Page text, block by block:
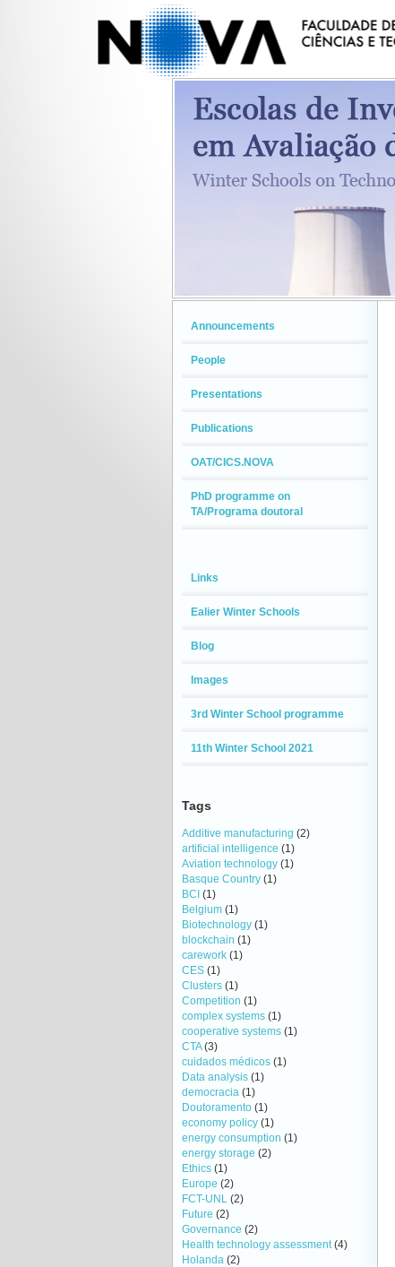
Announcements
People
Presentations
Publications
OAT/CICS.NOVA
PhD programme on
TA/Programa doutoral
Links
Ealier Winter Schools
Blog
Images
3rd Winter School programme
11th Winter School 2021
Tags
Additive manufacturing (2)
artificial intelligence (1)
Aviation technology (1)
Basque Country (1)
BCI (1)
Belgium (1)
Biotechnology (1)
blockchain (1)
carework (1)
CES (1)
Clusters (1)
Competition (1)
complex systems (1)
cooperative systems (1)
CTA(3)
cuidados médicos (1)
Data analysis (1)
democracia (1)
Doutoramento (1)
economy policy (1)
energy consumption (1)
energy storage (2)
Ethics (1)
Europe (2)
FCT-UNL (2)
Future (2)
Governance (2)
Health technology assessment(4)
Holanda (2)